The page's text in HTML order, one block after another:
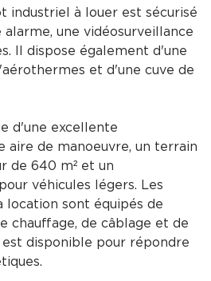
industriel à louer est sécurisé
alarme, une vidéosurveillance
Il dispose également d'une
et d'une cuve de
d'une excellente
aire de manoeuvre, un terrain
de 640 m² et un
véhicules légers. Les
location sont équipés de
chauffage, de câblage et de
est disponible pour répondre